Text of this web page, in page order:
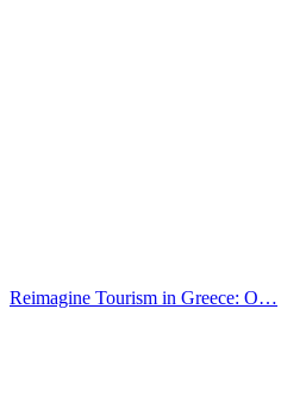
Reimagine Tourism in Greece: O…